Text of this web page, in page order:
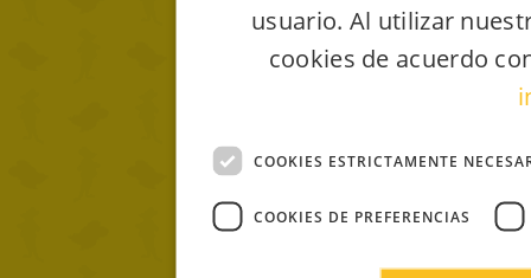
usuario. Al utilizar
cookies de acuerdo
COOKIES ESTRICTAMENTE
COOKIES DE PREFERENCIAS